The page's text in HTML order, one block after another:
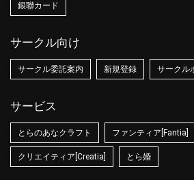
銀聯カード
サークル向け
サークル委託案内 新規登録 サークル
サービス
とらのあなクラフト ファンティア[Fantia]
クリエイティア[Creatia] とら婚